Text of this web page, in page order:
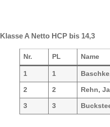
Klasse A Netto HCP bis 14,3
Nr. PL Name
1 1
2 2 Rehn,
3 3